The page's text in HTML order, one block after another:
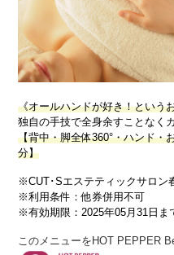
《オールハンドが好き！という
独自の手技で全身余すことなく
【背中・脚全体360°・ハンド・
分】
※CUT･Sエステティックサロン
※利用条件：他券併用不可
※有効期限：2025年05月31日ま
このメニューをHOT PEPPER